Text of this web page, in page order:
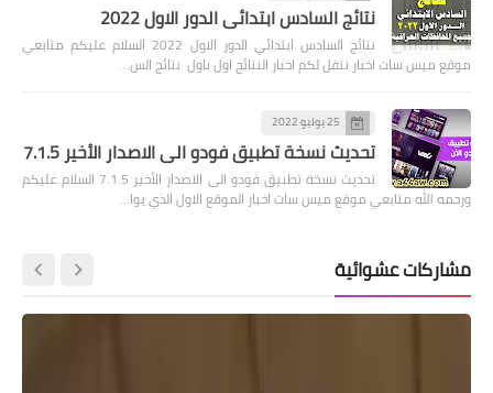
نتائج السادس ابتدائي الدور الاول 2022
نتائج السادس ابتدائي الدور الاول 2022 السلام عليكم متابعي
موقع ميس سات اخبار ننقل لكم اخبار النتائج اول باول نتائج الس…
25 يوليو 2022
تحديث نسخة تطبيق فودو الى الاصدار الأخير 7.1.5
تحديث نسخة تطبيق فودو الى الاصدار الأخير 7.1.5 السلام عليكم
ورحمه الله متابعي موقع ميس سات اخبار الموقع الاول الذي يوا…
مشاركات عشوائية